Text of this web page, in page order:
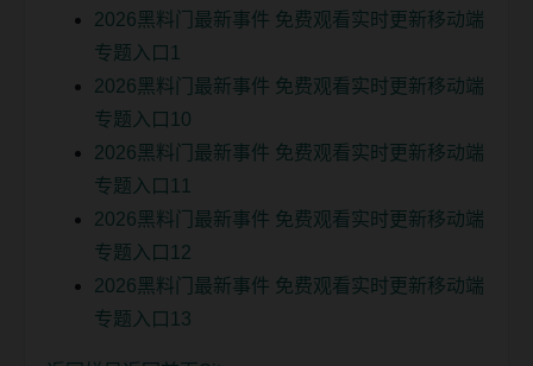
2026黑料门最新事件 免费观看实时更新移动端
专题入口1
2026黑料门最新事件 免费观看实时更新移动端
专题入口10
2026黑料门最新事件 免费观看实时更新移动端
专题入口11
2026黑料门最新事件 免费观看实时更新移动端
专题入口12
2026黑料门最新事件 免费观看实时更新移动端
专题入口13